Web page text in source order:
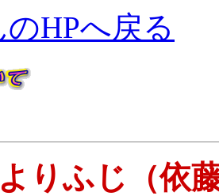
HPへ戻る
りふじ（依